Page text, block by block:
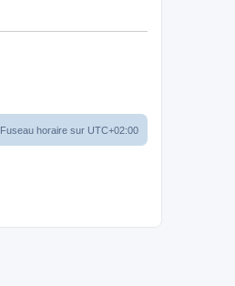
Fuseau horaire sur UTC+02:00